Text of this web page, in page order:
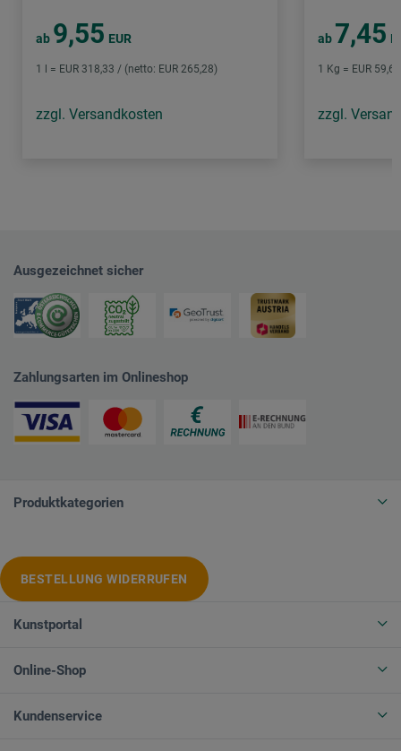
ab 9,55 EUR
1 l = EUR 318,33 / (netto: EUR 265,28)
zzgl. Versandkosten
ab 7,45
1 Kg = EUR
zzgl.
Ausgezeichnet sicher
Zahlungsarten im Onlineshop
Produktkategorien
BESTELLUNG WIDERRUFEN
Kunstportal
Online-Shop
Kundenservice